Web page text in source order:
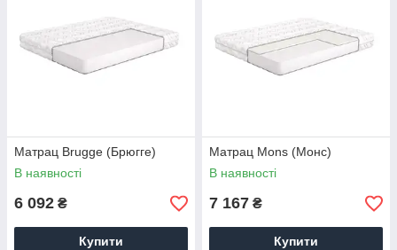
Матрац Brugge (Брюгге)
В наявності
6 092 ₴
Купити
Матрац Mons (Монс)
В наявності
7 167 ₴
Купити